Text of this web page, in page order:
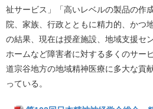
祉サービス」「高いレベルの製品の作
院、家族、行政とともに精力的、かつ
の結果、現在は授産施設、地域支援セ
ホームなど障害者に対する多くのサー
道宗谷地方の地域精神医療に多大な貢
っている。